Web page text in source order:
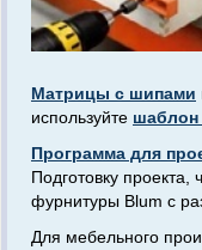
Матрицы с шипами
используйте шаблон
Программа для
Подготовку
фурнитуры Blum с
Для мебельного